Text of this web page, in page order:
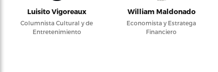
Luisito Vigoreaux
Columnista Cultural y de
Entretenimiento
William Maldonado
Economista y Estratega
Financiero